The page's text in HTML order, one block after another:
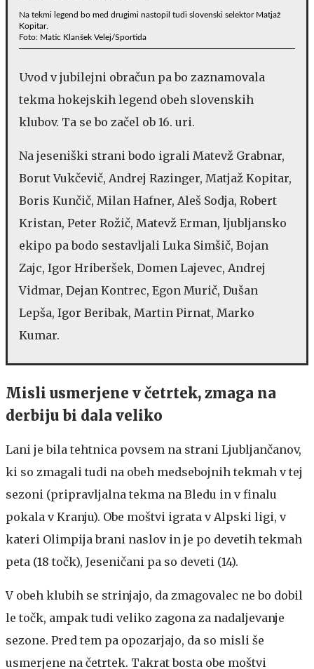
Na tekmi legend bo med drugimi nastopil tudi slovenski selektor Matjaž
Kopitar.
Foto: Matic Klanšek Velej/Sportida
Uvod v jubilejni obračun pa bo zaznamovala
tekma hokejskih legend obeh slovenskih
klubov. Ta se bo začel ob 16. uri.
Na jeseniški strani bodo igrali Matevž Grabnar,
Borut Vukčevič, Andrej Razinger, Matjaž Kopitar,
Boris Kunčič, Milan Hafner, Aleš Sodja, Robert
Kristan, Peter Rožič, Matevž Erman, ljubljansko
ekipo pa bodo sestavljali Luka Simšič, Bojan
Zajc, Igor Hriberšek, Domen Lajevec, Andrej
Vidmar, Dejan Kontrec, Egon Murič, Dušan
Lepša, Igor Beribak, Martin Pirnat, Marko
Kumar.
Misli usmerjene v četrtek, zmaga na
derbiju bi dala veliko
Lani je bila tehtnica povsem na strani Ljubljančanov,
ki so zmagali tudi na obeh medsebojnih tekmah v tej
sezoni (pripravljalna tekma na Bledu in v finalu
pokala v Kranju). Obe moštvi igrata v Alpski ligi, v
kateri Olimpija brani naslov in je po devetih tekmah
peta (18 točk), Jeseničani pa so deveti (14).
V obeh klubih se strinjajo, da zmagovalec ne bo dobil
le točk, ampak tudi veliko zagona za nadaljevanje
sezone. Pred tem pa opozarjajo, da so misli še
usmerjene na četrtek. Takrat bosta obe moštvi